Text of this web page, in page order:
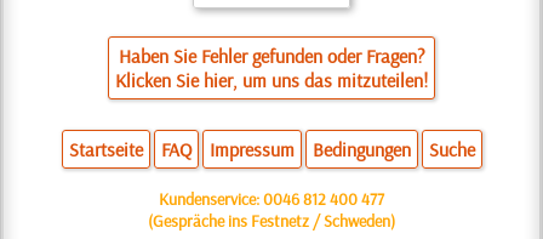
Haben Sie Fehler gefunden oder Fragen?
Klicken Sie hier, um uns das mitzuteilen!
Startseite FAQ Impressum Bedingungen Suche
Kundenservice:0046 812 400 477
(Gespräche ins Festnetz / Schweden)